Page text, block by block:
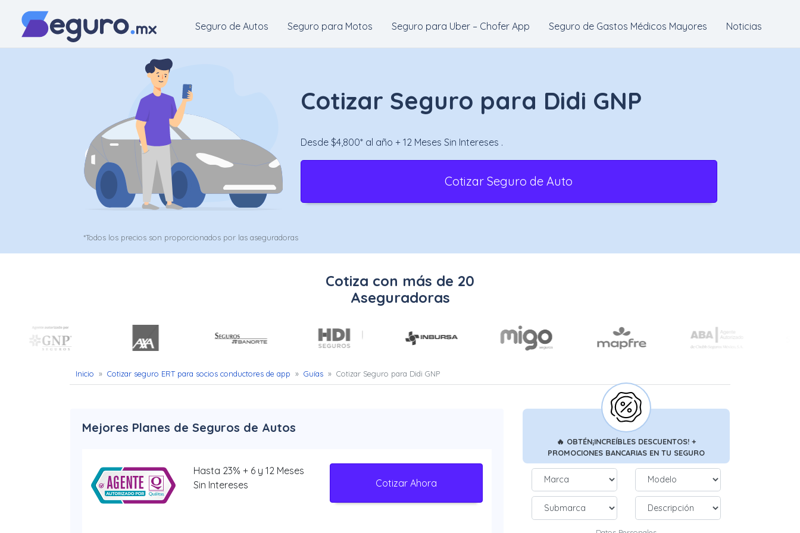
Seguro de Autos Seguro para Motos Seguro para Uber – Chofer App Seguro de Gastos Médicos Mayores Noticias
para
App
Cotizar Seguro para Didi GNP
Desde $4,800* al año + 12 Meses Sin Intereses .
Cotizar Seguro de Auto
*Todos los precios son proporcionados por las aseguradoras
Cotiza con más de 20
Aseguradoras
Inicio » Cotizar seguro ERT para socios conductores de app » Guías » Cotizar Seguro para Didi GNP
Mejores Planes de Seguros de Autos
Hasta 23% + 6 y 12 Meses
Sin Intereses
Cotizar Ahora
🔥 OBTÉN¡INCREÍBLES DESCUENTOS! +
PROMOCIONES BANCARIAS EN TU SEGURO